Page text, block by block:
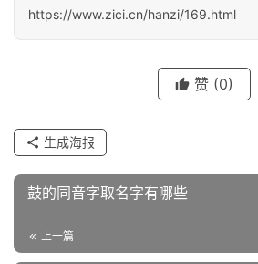
组
反
义
词
近
https://www.zici.cn/hanzi/169.html
赞 (0)
生成海报
鼓的同音字取名字有哪些
上一篇